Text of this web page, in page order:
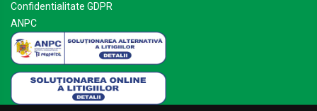
Confidentialitate GDPR
ANPC